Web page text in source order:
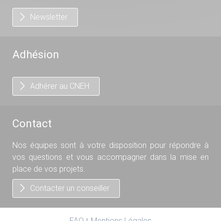
Newsletter
Adhésion
Adhérer au CNEH
Contact
Nos équipes sont à votre disposition pour répondre à
vos questions et vous accompagner dans la mise en
place de vos projets.
Contacter un conseiller